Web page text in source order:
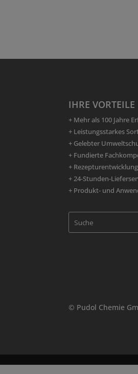
IHRE
+ Mehr als 100 Jahre
+ Leistungsstarkes
+ Gelebter
+ Fundierte
+
+ 24-Stunden-
+ Produkt- und
© Pudol Chemie